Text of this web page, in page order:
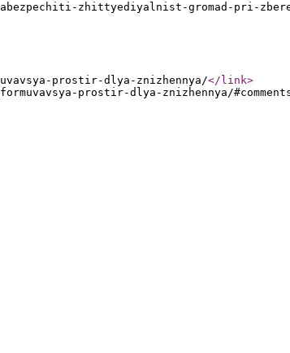
zhittyediyalnist-gromad-pri-
prostir-dlya-znizhennya/</link>
prostir-dlya-znizhennya/